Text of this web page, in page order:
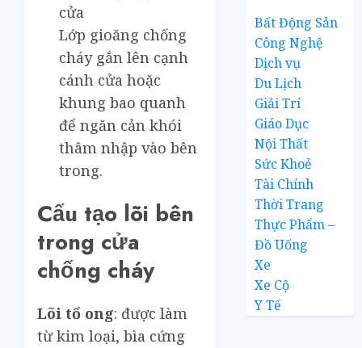
cửa
Lớp gioăng chống
cháy gắn lên cạnh
cánh cửa hoặc
khung bao quanh
để ngăn cản khói
thâm nhập vào bên
trong.
Cấu tạo lõi bên
trong cửa
chống cháy
Lõi tổ ong: được làm
từ kim loại, bìa cứng
Bất Động Sản
Công Nghệ
Dịch vụ
Du Lịch
Giải Trí
Giáo Dục
Nội Thất
Sức Khoẻ
Tài Chính
Thời Trang
Thực Phẩm –
Đồ Uống
Xe
Xe Cộ
Y Tế